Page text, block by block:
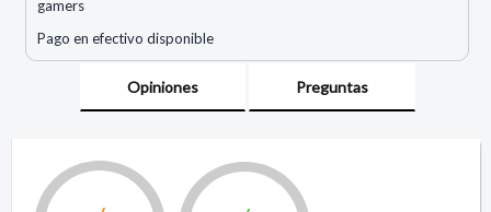
gamers
Pago en efectivo disponible
Opiniones Preguntas